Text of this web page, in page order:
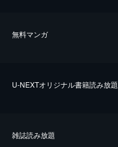
無料マンガ
U-NEXTオリジナル書籍読み放題
雑誌読み放題